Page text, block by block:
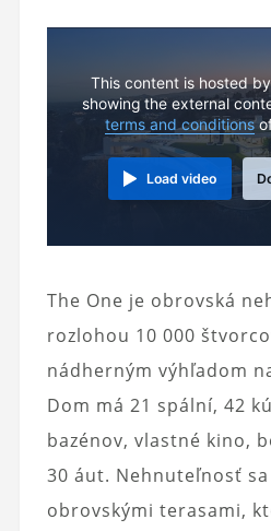
This content is hosted
showing the external
terms and conditions
Load video
The One je obrovská
rozlohou 10 000
nádherným výhľadom
Dom má 21 spální, 42
bazénov, vlastné kino,
30 áut. Nehnuteľnosť
obrovskými terasami,